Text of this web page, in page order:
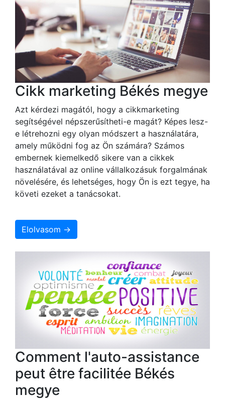
Cikk marketing Békés megye
Azt kérdezi magától, hogy a cikkmarketing
segítségével népszerűsítheti-e magát? Képes lesz-
e létrehozni egy olyan módszert a használatára,
amely működni fog az Ön számára? Számos
embernek kiemelkedő sikere van a cikkek
használatával az online vállalkozásuk forgalmának
növelésére, és lehetséges, hogy Ön is ezt tegye, ha
követi ezeket a tanácsokat.
Elolvasom →
Comment l'auto-assistance
peut être facilitée Békés
megye